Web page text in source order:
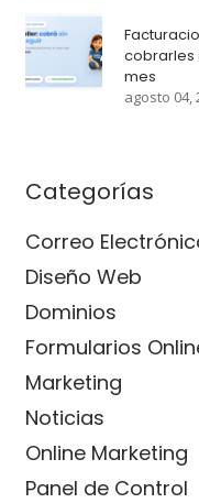
cobrarles
mes
agosto 04,
Categorías
Correo
Diseño Web
Dominios
Formularios
Marketing
Noticias
Online Marketing
Panel de Control